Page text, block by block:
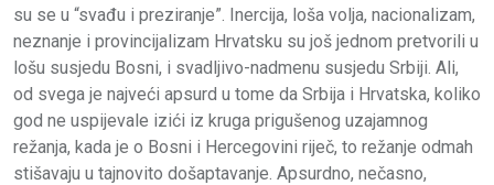
su se u “svađu i preziranje”. Inercija, loša volja, nacionalizam,
neznanje i provincijalizam Hrvatsku su još jednom pretvorili u
lošu susjedu Bosni, i svadljivo-nadmenu susjedu Srbiji. Ali,
od svega je najveći apsurd u tome da Srbija i Hrvatska, koliko
god ne uspijevale izići iz kruga prigušenog uzajamnog
režanja, kada je o Bosni i Hercegovini riječ, to režanje odmah
stišavaju u tajnovito došaptavanje. Apsurdno, nečasno,